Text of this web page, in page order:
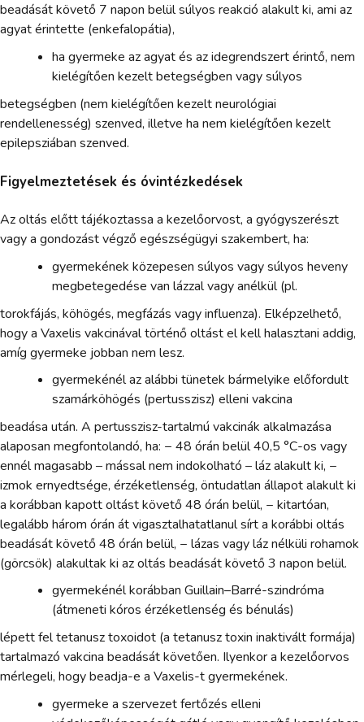
beadását követő 7 napon belül súlyos reakció alakult ki, ami az
agyat érintette (enkefalopátia),
ha gyermeke az agyat és az idegrendszert érintő, nem
kielégítően kezelt betegségben vagy súlyos
betegségben (nem kielégítően kezelt neurológiai
rendellenesség) szenved, illetve ha nem kielégítően kezelt
epilepsziában szenved.
Figyelmeztetések és óvintézkedések
Az oltás előtt tájékoztassa a kezelőorvost, a gyógyszerészt
vagy a gondozást végző egészségügyi szakembert, ha:
gyermekének közepesen súlyos vagy súlyos heveny
megbetegedése van lázzal vagy anélkül (pl.
torokfájás, köhögés, megfázás vagy influenza). Elképzelhető,
hogy a Vaxelis vakcinával történő oltást el kell halasztani addig,
amíg gyermeke jobban nem lesz.
gyermekénél az alábbi tünetek bármelyike előfordult
szamárköhögés (pertusszisz) elleni vakcina
beadása után. A pertusszisz-tartalmú vakcinák alkalmazása
alaposan megfontolandó, ha: − 48 órán belül 40,5 °C-os vagy
ennél magasabb – mással nem indokolható – láz alakult ki, −
izmok ernyedtsége, érzéketlenség, öntudatlan állapot alakult ki
a korábban kapott oltást követő 48 órán belül, − kitartóan,
legalább három órán át vigasztalhatatlanul sírt a korábbi oltás
beadását követő 48 órán belül, − lázas vagy láz nélküli rohamok
(görcsök) alakultak ki az oltás beadását követő 3 napon belül.
gyermekénél korábban Guillain–Barré-szindróma
(átmeneti kóros érzéketlenség és bénulás)
lépett fel tetanusz toxoidot (a tetanusz toxin inaktivált formája)
tartalmazó vakcina beadását követően. Ilyenkor a kezelőorvos
mérlegeli, hogy beadja-e a Vaxelis-t gyermekének.
gyermeke a szervezet fertőzés elleni